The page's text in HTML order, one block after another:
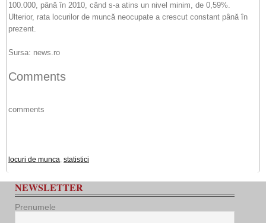
100.000, până în 2010, când s-a atins un nivel minim, de 0,59%.
Ulterior, rata locurilor de muncă neocupate a crescut constant până în
prezent.
Sursa: news.ro
Comments
comments
locuri de munca, statistici
NEWSLETTER
Prenumele